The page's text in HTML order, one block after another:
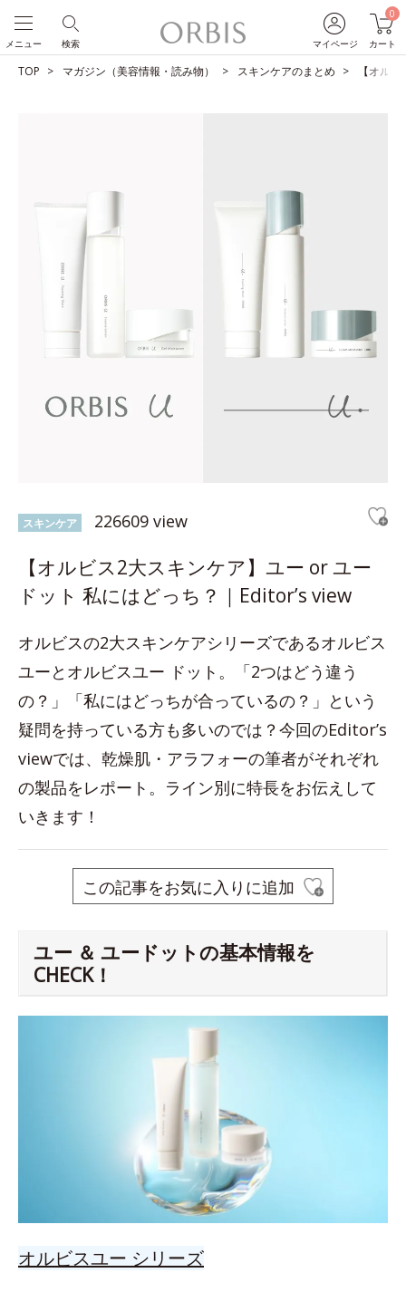
マイページ
0
カート
検索
メニュー
TOP マガジン（美容情報・読み物） スキンケアのまとめ 【オル
スキンケア 226609 view
【オルビス2大スキンケア】ユー or ユー
ドット 私にはどっち？｜Editor’s view
オルビスの2大スキンケアシリーズであるオルビス
ユーとオルビスユー ドット。「2つはどう違う
の？」「私にはどっちが合っているの？」という
疑問を持っている方も多いのでは？今回のEditor’s
viewでは、乾燥肌・アラフォーの筆者がそれぞれ
の製品をレポート。ライン別に特長をお伝えして
いきます！
この記事をお気に入りに追加
ユー ＆ ユードットの基本情報を
CHECK！
オルビスユー シリーズ